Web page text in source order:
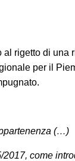
rigetto di una
per il
(…)
2017, come
garantiti
con